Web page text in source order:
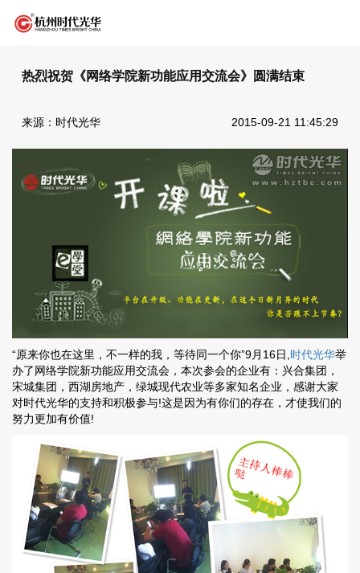
热烈祝贺《网络学院新功能应用交流会》圆满结束
来源：时代光华 2015-09-21 11:45:29
“原来你也在这里，不一样的我，等待同一个你”9月16日, 时代光华举
办了网络学院新功能应用交流会，本次参会的企业有：兴合集团，
宋城集团，西湖房地产，绿城现代农业等多家知名企业，感谢大家
对时代光华的支持和积极参与!这是因为有你们的存在，才使我们的
努力更加有价值!